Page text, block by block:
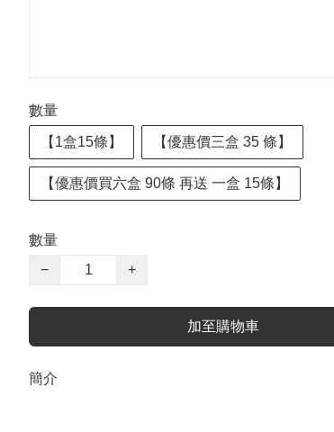
數量
【1盒15條】 【優惠價三盒 35 條】
【優惠價買六盒 90條 再送 一盒 15條】
數量
−
+
加至購物車
簡介